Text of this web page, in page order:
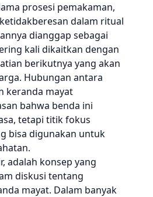
prosesi pemakaman,
dalam ritual
dianggap sebagai
kali dikaitkan dengan
berikutnya yang akan
Hubungan antara
keranda mayat
bahwa benda ini
tetapi titik fokus
bisa digunakan untuk
adalah konsep yang
diskusi tentang
mayat. Dalam banyak